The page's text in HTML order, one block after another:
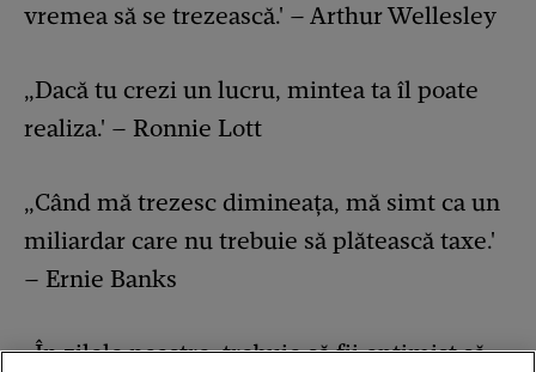
vremea să se trezească.' – Arthur Wellesley
„Dacă tu crezi un lucru, mintea ta îl poate
realiza.' – Ronnie Lott
„Când mă trezesc dimineața, mă simt ca un
miliardar care nu trebuie să plătească taxe.'
– Ernie Banks
„În zilele noastre, trebuie să fii optimist să